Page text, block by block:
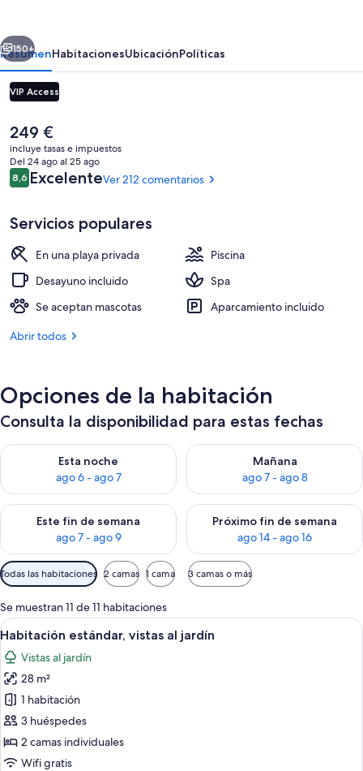
Siguiente
150+
ResumenHabitacionesUbicaciónPolíticas
VIP Access
El
precio
actual
es
de
249 €
incluye tasas e impuestos
Del 24 ago al 25 ago
Comentarios
8,68,6 de 10
ExcelenteVer 212 comentarios
Servicios populares
En una playa privada
Piscina
Desayuno incluido
Spa
Se aceptan mascotas
Aparcamiento incluido
Abrir todos
Opciones de la habitación
Consulta la disponibilidad para estas fechas
Esta noche
ago 6 - ago 7
Consulta la disponibilidad para esta noche, ago 6 - ago 7
Mañana
ago 7 - ago 8
Consulta la disponibilidad
Este fin de semana
ago 7 - ago 9
Consulta la disponibilidad para este fin de semana, ago 7 -
Próximo fin de semana
ago 14 - ago 16
Consulta la disponibilidad
Filtros
disponibles
para
las
habitaciones
Todas las habitaciones 2 camas 1 cama 3 camas o más
Se muestran 11 de 11 habitaciones
Abrir
todas
las
fotos
de
Habitación
estándar,
vistas
Habitación de hotel con cama,
6
Habitación estándar, vistas al jardín
Vistas al jardín
28 m²
1 habitación
3 huéspedes
2 camas individuales
Wifi gratis